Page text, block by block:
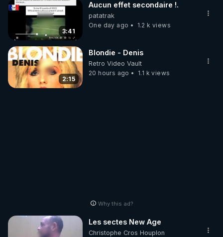
3:41
Aucun effet secondaire !.
patatrak
One day ago
1.2 k views
2:15
Blondie - Denis
Retro Video Vault
20 hours ago
1.1 k views
Why this ad?
Les sectes New Age
Christophe Cros Houplon